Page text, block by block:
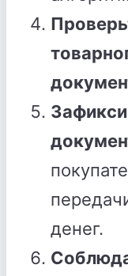
денег.